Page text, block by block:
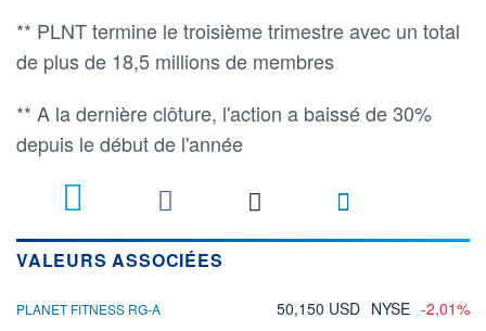
** PLNT termine le troisième trimestre avec un total
de plus de 18,5 millions de membres
** A la dernière clôture, l'action a baissé de 30%
depuis le début de l'année
VALEURS ASSOCIÉES
PLANET FITNESS RG-A 50,150 USD NYSE -2,01%